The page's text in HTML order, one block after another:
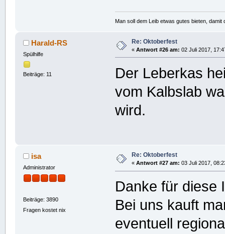
Man soll dem Leib etwas gutes bieten,
Harald-RS
Spülhilfe
Beiträge: 11
Re: Oktoberfest
« Antwort #26 am: 02 Juli 2017,
Der Leberkas
vom Kalbslab
wird.
isa
Administrator
Beiträge: 3890
Fragen kostet nix
Re: Oktoberfest
« Antwort #27 am: 03 Juli 2017,
Danke für diese
Bei uns kauft
eventuell